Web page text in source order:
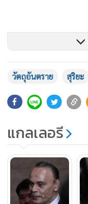
วัตถุอันตราย สุริยะ
แกลเลอรี